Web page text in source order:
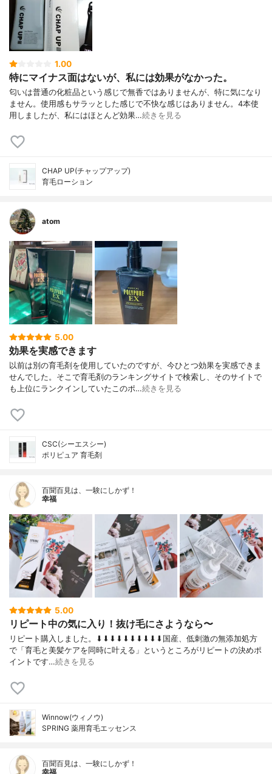
1.00
特にマイナス面はないが、私には効果がなかった。
匂いは普通の化粧品という感じで無香ではありませんが、特に気になり
ません。使用感もサラッとした感じで不快な感じはありません。4本使
用しましたが、私にはほとんど効果…続きを見る
CHAP UP(チャップアップ)
育毛ローション
atom
5.00
効果を実感できます
以前は別の育毛剤を使用していたのですが、今ひとつ効果を実感できま
せんでした。そこで育毛剤のランキングサイトで検索し、そのサイトで
も上位にランクインしていたこのポ…続きを見る
CSC(シーエスシー)
ポリピュア 育毛剤
百聞百見は、一験にしかず！
幸福
5.00
リピート中の気に入り！抜け毛にさようなら〜
リピート購入しました。⬇︎⬇︎⬇︎⬇︎⬇︎⬇︎⬇︎⬇︎⬇︎⬇︎国産、低刺激の無添加処方
で「育毛と美髪ケアを同時に叶える」というところがリピートの決めポ
イントです…続きを見る
Winnow(ウィノウ)
SPRING 薬用育毛エッセンス
百聞百見は、一験にしかず！
幸福